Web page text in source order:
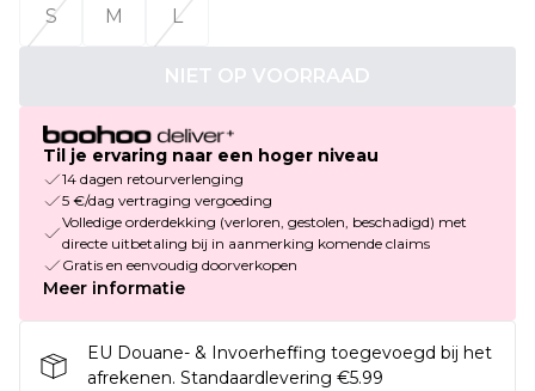
S
M L
NIET OP VOORRAAD
Til je ervaring naar een hoger niveau
14 dagen retourverlenging
5 €/dag vertraging vergoeding
Volledige orderdekking (verloren, gestolen, beschadigd) met
directe uitbetaling bij in aanmerking komende claims
Gratis en eenvoudig doorverkopen
Meer informatie
EU Douane- & Invoerheffing toegevoegd bij het
afrekenen. Standaardlevering €5.99